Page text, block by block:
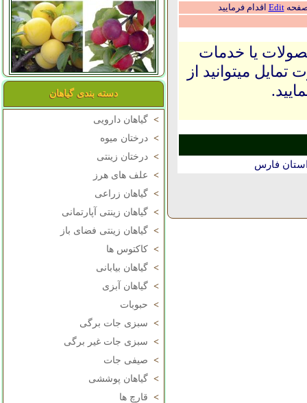
دسته بندی گیاهان
> گیاهان دارویی
> درختان میوه
> درختان زینتی
> علف های هرز
> گیاهان زراعی
> گیاهان زینتی آپارتمانی
> گیاهان زینتی فضای باز
> کاکتوس ها
> گیاهان بیابانی
> گیاهان آبزی
> حبوبات
> سبزی جات برگی
> سبزی جات غیر برگی
> صیفی جات
> گیاهان پوششی
> قارچ ها
صفحهEdit اقدام فرمایید
یا خدمات
میتوانید از
فارس